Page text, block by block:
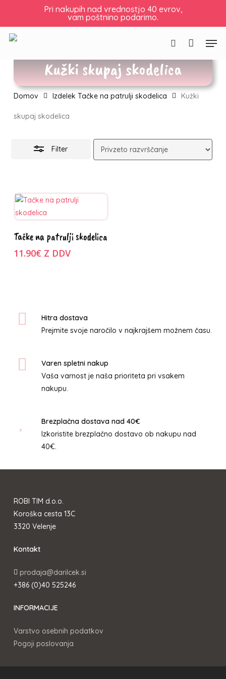
content
Pri nakupih nad vrednostjo 40 evrov,
vam poštnino podarimo.
Košarica košarico
Kužki skupaj skodelica
Domov Izdelek Tačke na patrulji skodelica Kužki
skupaj skodelica
Filter
Izberite
možnosti
izdelek
ima
izberete
na
Tačke na patrulji skodelica
11.90€ Z DDV
Hitra dostava
Prejmite svoje naročilo v najkrajšem možnem času.
Varen spletni nakup
Vaša varnost je naša prioriteta pri vsakem
nakupu.
Brezplačna dostava nad 40€
Izkoristite brezplačno dostavo ob nakupu nad
40€.
ROBI TIM d.o.o.
Koroška cesta 13C
3320 Velenje
Kontakt
prodaja@darilcek.si
+386 (0)40 525246
INFORMACIJE
Varstvo osebnih podatkov
Pogoji poslovanja